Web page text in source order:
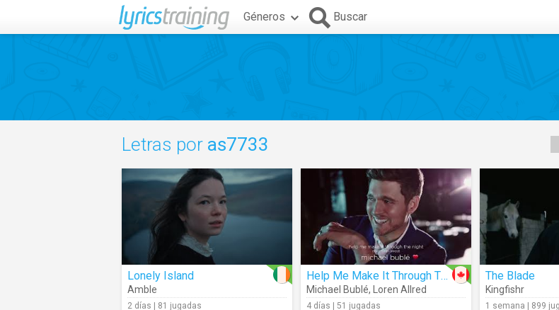
Géneros Buscar
Letras por as7733
Lonely Island
Amble
2 días | 81 jugadas
Help Me Make It Through The Night (Audio)
Michael Bublé, Loren Allred
4 días | 51 jugadas
The Blade
Kingfishr
1 semana | 899